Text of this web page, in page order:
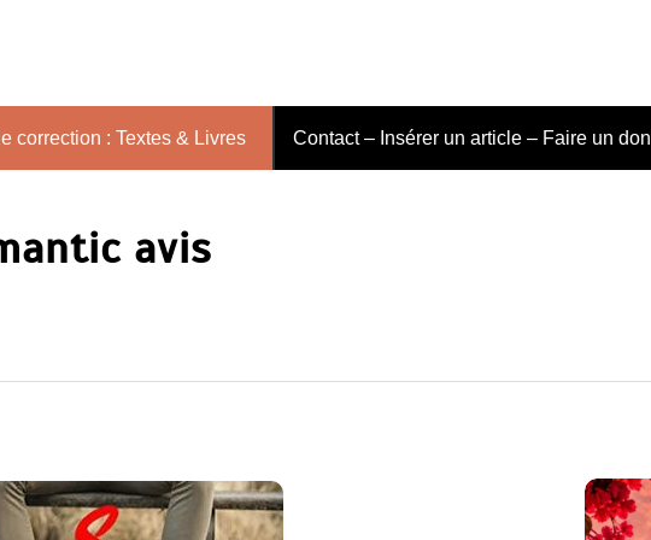
correction : Textes & Livres Contact – Insérer un article – Faire un don
avis